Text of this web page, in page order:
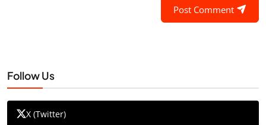
Post Comment
Follow Us
X (Twitter)